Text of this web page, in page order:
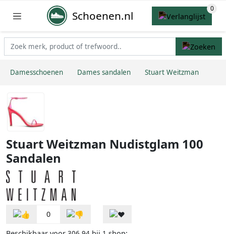
Schoenen.nl
Damesschoenen Dames sandalen Stuart Weitzman
Stuart Weitzman Nudistglam 100
Sandalen
0